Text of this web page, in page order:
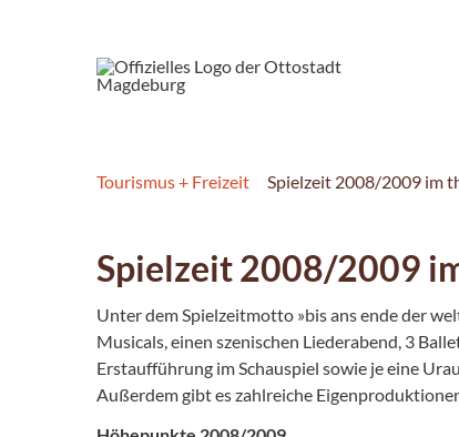
Tourismus + Freizeit Spielzeit 2008/2009 im
Spielzeit 2008/2009
Unter dem Spielzeitmotto »bis ans ende der
Musicals, einen szenischen Liederabend, 3
Erstaufführung im Schauspiel sowie je eine
Außerdem gibt es zahlreiche